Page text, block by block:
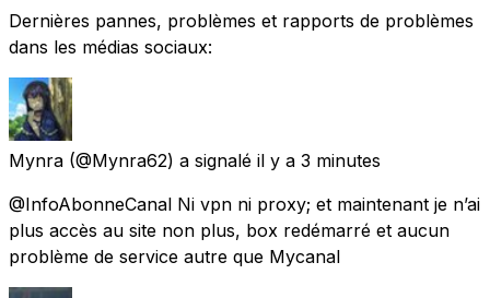
Dernières pannes, problèmes et rapports de problèmes
dans les médias sociaux:
Mynra (@Mynra62) a signalé il y a 3 minutes
@InfoAbonneCanal Ni vpn ni proxy; et maintenant je n’ai
plus accès au site non plus, box redémarré et aucun
problème de service autre que Mycanal